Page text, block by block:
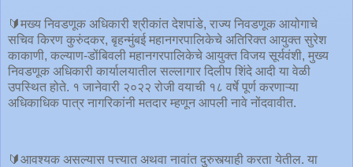
🔰मख्य निवडणूक अधिकारी श्रीकांत देशपांडे, राज्य निवडणूक आयोगाचे
सचिव किरण कुरुंदकर, बृहन्मुंबई महानगरपालिकेचे अतिरिक्त आयुक्त सुरेश
काकाणी, कल्याण-डोंबिवली महानगरपालिकेचे आयुक्त विजय सूर्यवंशी, मुख्य
निवडणूक अधिकारी कार्यालयातील सल्लागार दिलीप शिंदे आदी या वेळी
उपस्थित होते. १ जानेवारी २०२२ रोजी वयाची १८ वर्षे पूर्ण करणाऱ्या
अधिकाधिक पात्र नागरिकांनी मतदार म्हणून आपली नावे नोंदवावीत.
🔰आवश्यक असल्यास पत्त्यात अथवा नावांत दुरुस्त्याही करता येतील. या